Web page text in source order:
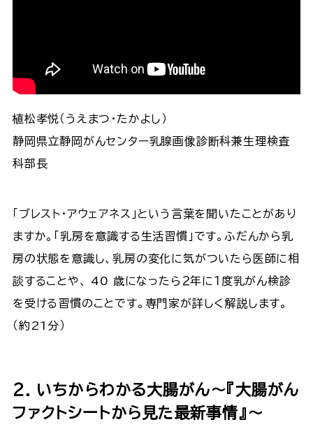
植松孝悦（うえまつ・たかよし）
静岡県立静岡がんセンター乳腺画像診断科兼生理検査
科部長
「ブレスト・アウェアネス」という言葉を聞いたことがあり
ますか。「乳房を意識する生活習慣」です。ふだんから乳
房の状態を意識し、乳房の変化に気がついたら医師に相
談することや、 40 歳になったら２年に１度乳がん検診
を受ける習慣のことです。専門家が詳しく解説します。
（約21分）
２. いちからわかる大腸がん～『大腸がん
ファクトシートから見た最新事情』～